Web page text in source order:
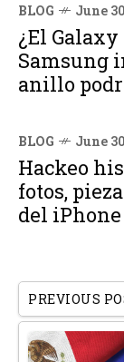
BLOG June
¿El
Samsung
anillo
BLOG June
Hackeo
fotos,
del iPhone
PREVIOUS